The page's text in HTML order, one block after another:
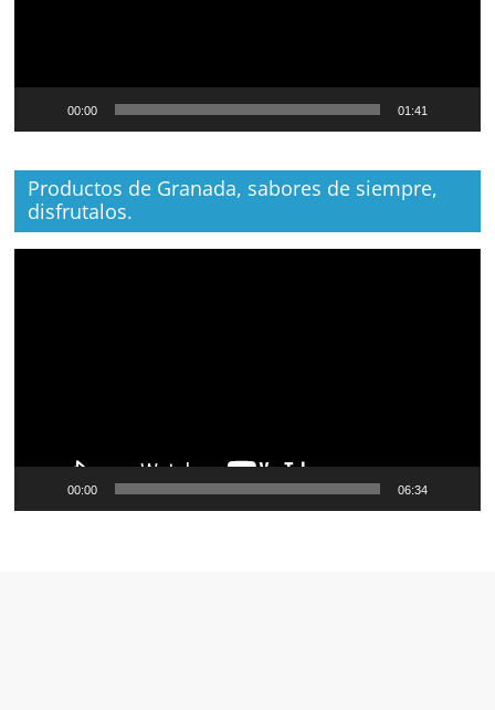
00:00 01:41
Productos de Granada, sabores de siempre,
disfrutalos.
00:00 06:34